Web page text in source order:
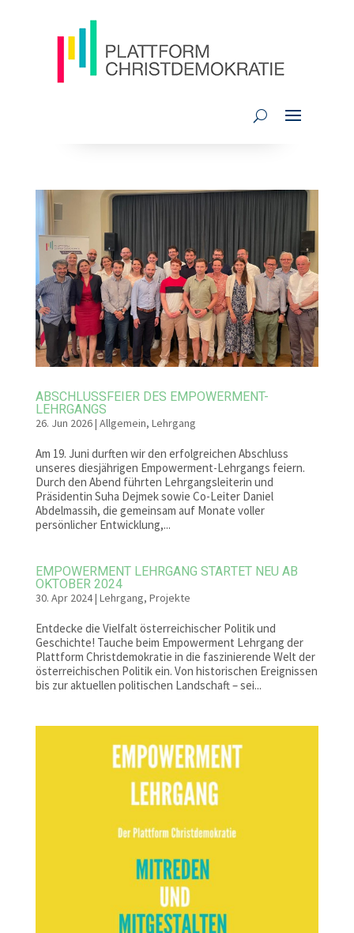
ABSCHLUSSFEIER DES EMPOWERMENT-
LEHRGANGS
26. Jun 2026| Allgemein, Lehrgang
Am 19. Juni durften wir den erfolgreichen Abschluss
unseres diesjährigen Empowerment-Lehrgangs feiern.
Durch den Abend führten Lehrgangsleiterin und
Präsidentin Suha Dejmek sowie Co-Leiter Daniel
Abdelmassih, die gemeinsam auf Monate voller
persönlicher Entwicklung,...
EMPOWERMENT LEHRGANG STARTET NEU AB
OKTOBER 2024
30. Apr 2024| Lehrgang, Projekte
Entdecke die Vielfalt österreichischer Politik und
Geschichte! Tauche beim Empowerment Lehrgang der
Plattform Christdemokratie in die faszinierende Welt der
österreichischen Politik ein. Von historischen Ereignissen
bis zur aktuellen politischen Landschaft – sei...